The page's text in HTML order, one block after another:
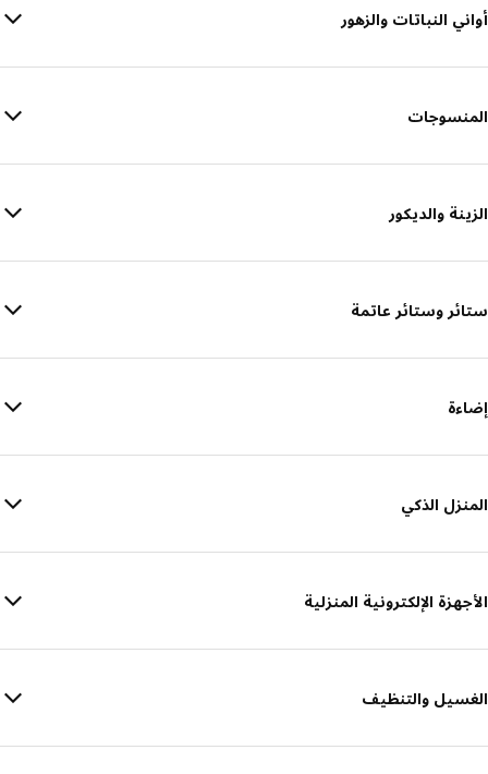
أواني النباتات والزهور
المنسوجات
الزينة والديكور
ستائر وستائر عاتمة
إضاءة
المنزل الذكي
الأجهزة الإلكترونية المنزلية
الغسيل والتنظيف